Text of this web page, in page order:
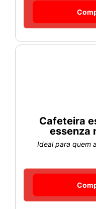
Cafeteira
essenza
Ideal para quem